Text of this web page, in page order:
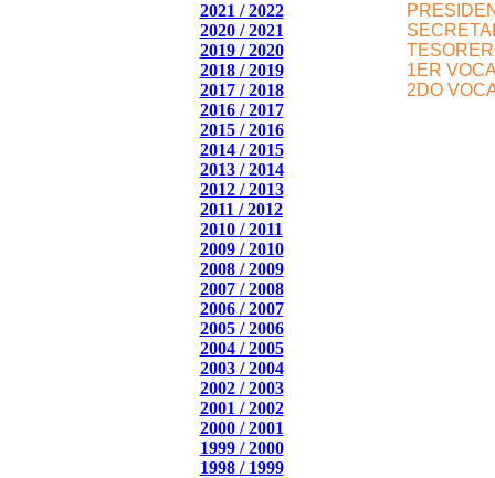
2021 / 2022
2020 / 2021
2019 / 2020
2018 / 2019
2017 / 2018
2016 / 2017
2015 / 2016
2014 / 2015
2013 / 2014
2012 / 2013
2011 / 2012
2010 / 2011
2009 / 2010
2008 / 2009
2007 / 2008
2006 / 2007
2005 / 2006
2004 / 2005
2003 / 2004
2002 / 2003
2001 / 2002
2000 / 2001
1999 / 2000
1998 / 1999
1ER
2DO